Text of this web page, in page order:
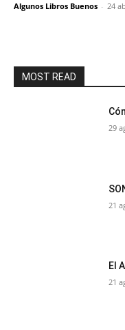
Algunos Libros Buenos - 24
MOST READ
29
21
El
21